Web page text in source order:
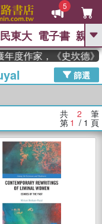
5
GO
吾 、 高希均教授回憶錄
、 父親節 、 如果歷
、 方念華 、 台灣的李
數學女孩：黎曼猜想 、
東大 電子書 親子
度作家，《史坎德》
篩選
共 2 筆
第 1 / 1 頁